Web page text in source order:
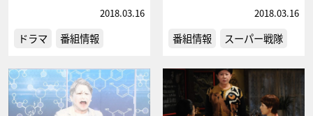
2018.03.16
ドラマ 番組情報
2018.03.16
番組情報 スーパー戦隊